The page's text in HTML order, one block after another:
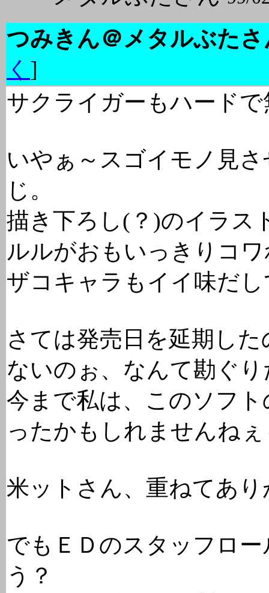
つみきん＠メタルぶたさ
く ]
サクライガーもハード
いやぁ～スゴイモノ見
じ。
描き下ろし(？)のイラス
ルルがおもいっきりコ
ザコキャラもイイ味だ
さては発売日を延期し
ないのぉ、なんて勘ぐ
今まで私は、このソフ
ったかもしれませんねぇ
米ットさん、重ねてあ
でもＥＤのスタッフロ
う？